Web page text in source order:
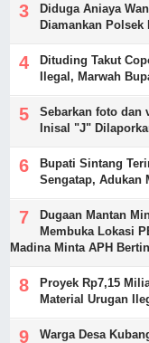
Diduga Aniaya
Diamankan Polsek
Dituding Takut
Ilegal, Marwah
Sebarkan foto dan
Inisal "J"
Bupati Sintang
Sengatap, Adukan
Dugaan Mantan
Membuka Lokasi
Madina Minta APH
Proyek Rp7,15
Material Urugan
Warga Desa